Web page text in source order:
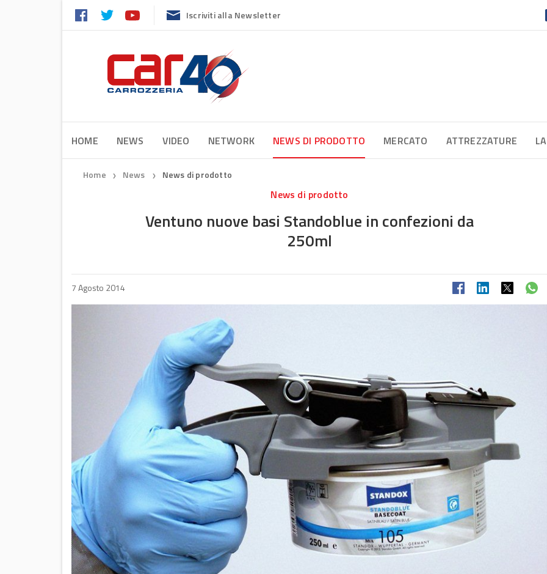
Iscriviti alla Newsletter
HOME NEWS VIDEO NETWORK NEWS DI PRODOTTO MERCATO ATTREZZATURE
Home ❯ News ❯ News di prodotto
News di prodotto
Ventuno nuove basi Standoblue in confezioni da
250ml
7 Agosto 2014